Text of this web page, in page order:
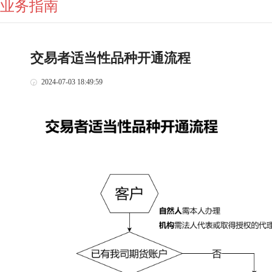
业务指南
交易者适当性品种开通流程
2024-07-03 18:49:59